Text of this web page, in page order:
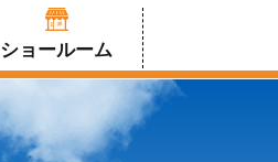
ショールーム